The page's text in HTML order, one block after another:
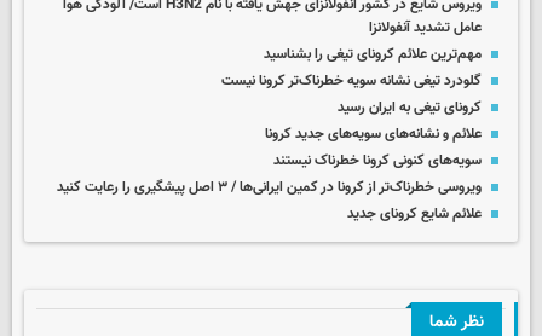
ویروس شایع در کشور آنفولانزای جهش یافته با نام H3N2 است/ آلودگی هوا
عامل تشدید آنفولانزا
مهم‌ترین علائم کرونای تیغی را بشناسید
گلودرد تیغی نشانه سویه خطرناک‌تر کرونا نیست
کرونای تیغی به ایران رسید
علائم و نشانه‌های سویه‌های جدید کرونا
سویه‌های کنونی کرونا خطرناک نیستند
ویروسی خطرناک‌تر از کرونا در کمین ایرانی‌ها / ۳ اصل پیشگیری را رعایت کنید
علائم شایع کرونای جدید
نظر شما